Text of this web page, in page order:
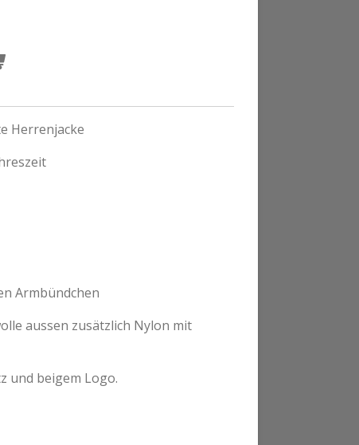
Herrenjacke
Armbündchen
aussen zusätzlich Nylon mit
und beigem Logo.